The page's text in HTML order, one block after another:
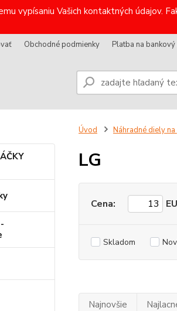
vypísaniu Vašich kontaktných údajov.
Obchodné podmienky Platba na bankový
Úvod Náhradné diely
LG
Cena:
Skladom
Najnovšie